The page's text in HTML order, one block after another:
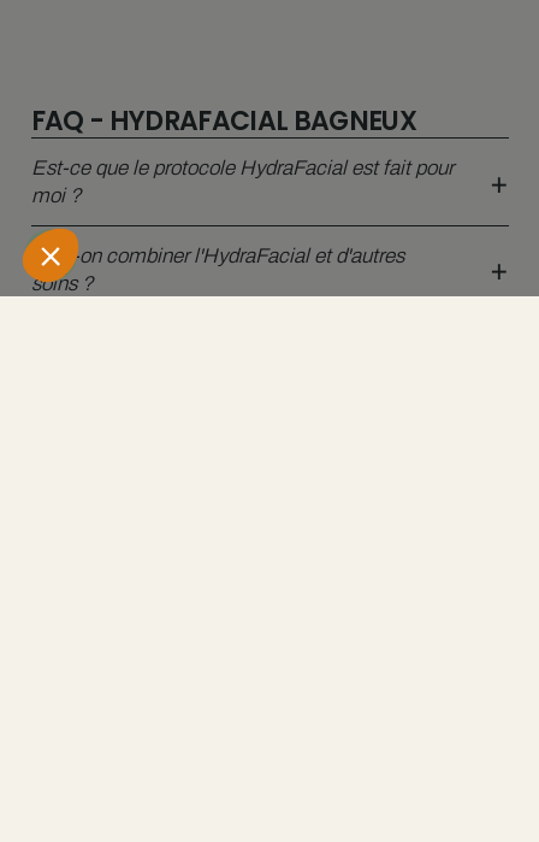
FAQ - HYDRAFACIAL BAGNEUX
Est-ce que le protocole HydraFacial est fait pour
moi ?
Peut-on combiner l'HydraFacial et d'autres
soins ?